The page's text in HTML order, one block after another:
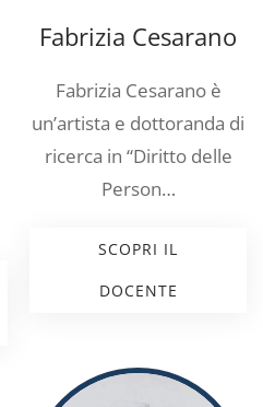
Fabrizia Cesarano
Fabrizia Cesarano è
un’artista e dottoranda di
ricerca in “Diritto delle
Person…
SCOPRI IL
DOCENTE